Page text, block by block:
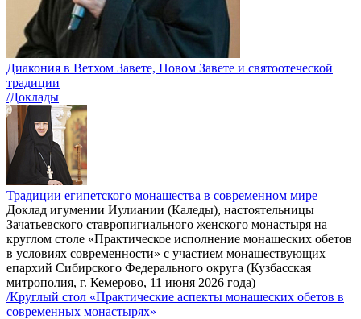
Диакония в Ветхом Завете, Новом Завете и святоотеческой
традиции
/Доклады
Традиции египетского монашества в современном мире
Доклад игумении Иулиании (Каледы), настоятельницы
Зачатьевского ставропигиального женского монастыря на
круглом столе «Практическое исполнение монашеских обетов
в условиях современности» с участием монашествующих
епархий Сибирского Федерального округа (Кузбасская
митрополия, г. Кемерово, 11 июня 2026 года)
/Круглый стол «Практические аспекты монашеских обетов в
современных монастырях»